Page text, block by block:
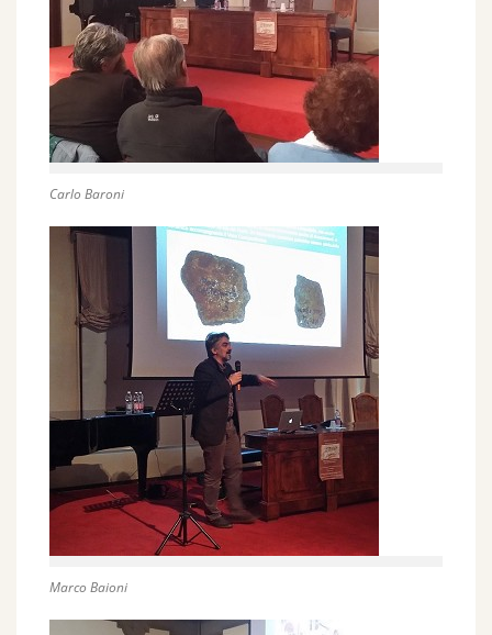
Carlo Baroni
Marco Baioni